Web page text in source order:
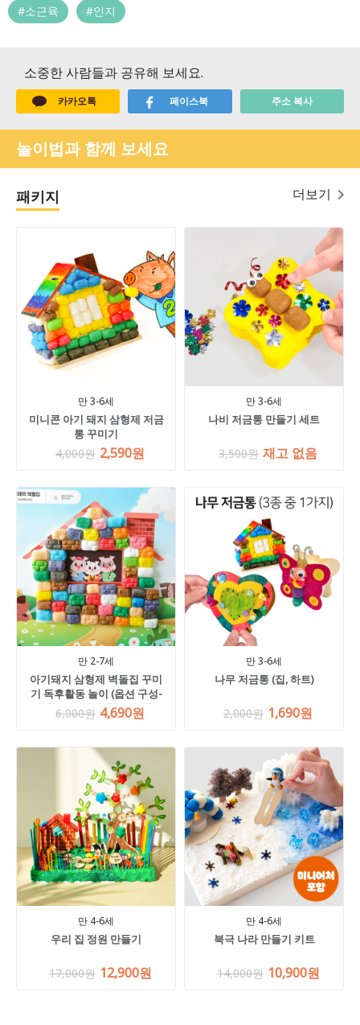
#소근육 #인지
소중한 사람들과 공유해 보세요.
카카오톡 페이스북 주소 복사
놀이법과 함께 보세요
패키지 더보기
만 3-6세
미니콘 아기 돼지 삼형제 저금
통 꾸미기
4,000원 2,590원
만 3-6세
나비 저금통 만들기 세트
3,500원 재고 없음
만 2-7세
아기돼지 삼형제 벽돌집 꾸미
기 독후활동 놀이 (옵션 구성-
퍼니콘 150개입/활동지/벽돌
찍기 틀, 옵션 선택 필수)
6,000원 4,690원
만 3-6세
나무 저금통 (집, 하트)
2,000원 1,690원
만 4-6세
우리 집 정원 만들기
17,000원 12,900원
만 4-6세
북극 나라 만들기 키트
14,000원 10,900원